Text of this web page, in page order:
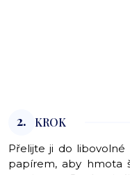
2. KROK
Přelijte ji do
papírem, aby hmota